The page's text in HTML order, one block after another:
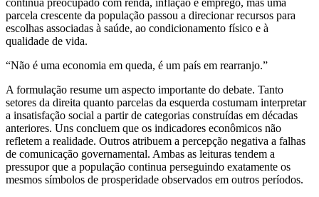
continua preocupado com renda, inflação e emprego, mas uma
parcela crescente da população passou a direcionar recursos para
escolhas associadas à saúde, ao condicionamento físico e à
qualidade de vida.
“Não é uma economia em queda, é um país em rearranjo.”
A formulação resume um aspecto importante do debate. Tanto
setores da direita quanto parcelas da esquerda costumam interpretar
a insatisfação social a partir de categorias construídas em décadas
anteriores. Uns concluem que os indicadores econômicos não
refletem a realidade. Outros atribuem a percepção negativa a falhas
de comunicação governamental. Ambas as leituras tendem a
pressupor que a população continua perseguindo exatamente os
mesmos símbolos de prosperidade observados em outros períodos.